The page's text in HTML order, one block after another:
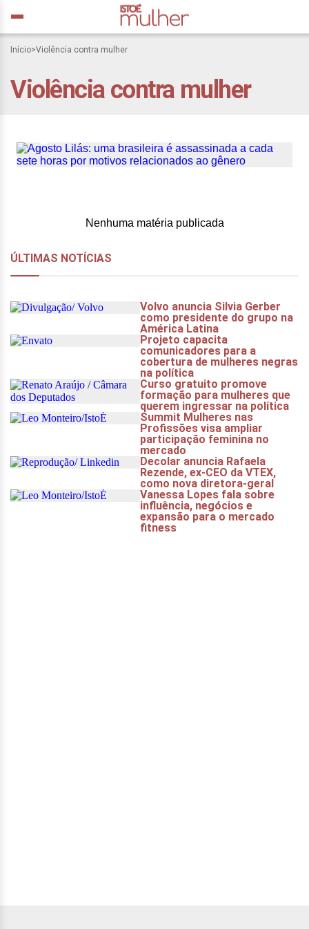
Início>Violência contra mulher
Violência contra mulher
Agosto Lilás: uma
cada sete horas por
Nenhuma matéria publicada